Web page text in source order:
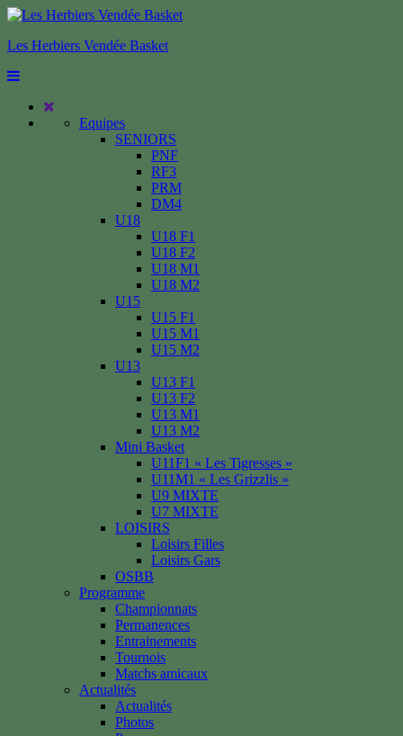
Les Herbiers Vendée Basket
Equipes
SENIORS
PNF
RF3
PRM
DM4
U18
U18 F1
U18 F2
U18 M1
U18 M2
U15
U15 F1
U15 M1
U15 M2
U13
U13 F1
U13 F2
U13 M1
U13 M2
Mini Basket
U11F1 « Les Tigresses »
U11M1 « Les Grizzlis »
U9 MIXTE
U7 MIXTE
LOISIRS
Loisirs Filles
Loisirs Gars
OSBB
Programme
Championnats
Permanences
Entrainements
Tournois
Matchs amicaux
Actualités
Actualités
Photos